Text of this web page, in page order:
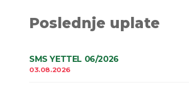
Poslednje uplate
SMS YETTEL 06/2026
03.08.2026